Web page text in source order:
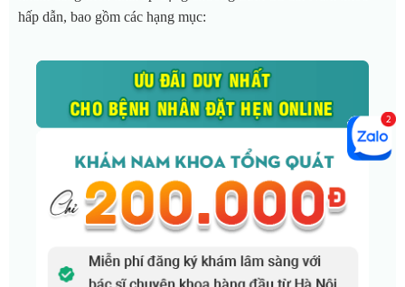
hấp dẫn, bao gồm các hạng mục: